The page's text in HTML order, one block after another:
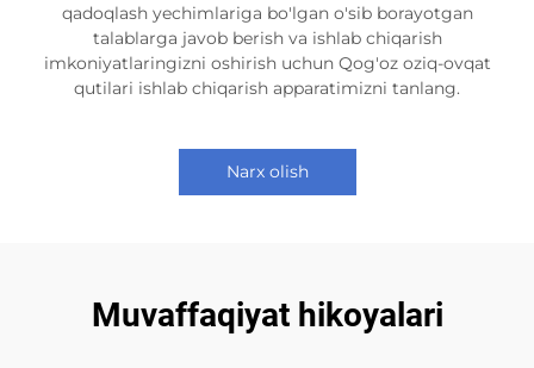
qadoqlash yechimlariga bo'lgan o'sib borayotgan
talablarga javob berish va ishlab chiqarish
imkoniyatlaringizni oshirish uchun Qog'oz oziq-ovqat
qutilari ishlab chiqarish apparatimizni tanlang.
Narx olish
Muvaffaqiyat hikoyalari